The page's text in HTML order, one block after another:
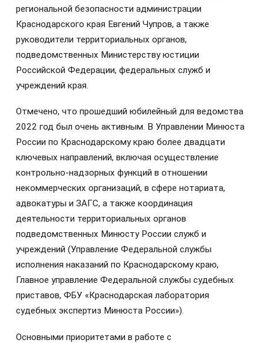
региональной безопасности администрации
Краснодарского края Евгений Чупров, а также
руководители территориальных органов,
подведомственных Министерству юстиции
Российской Федерации, федеральных служб и
учреждений края.
Отмечено, что прошедший юбилейный для ведомства
2022 год был очень активным. В Управлении Минюста
России по Краснодарскому краю более двадцати
ключевых направлений, включая осуществление
контрольно-надзорных функций в отношении
некоммерческих организаций, в сфере нотариата,
адвокатуры и ЗАГС, а также координация
деятельности территориальных органов
подведомственных Минюсту России служб и
учреждений (Управление Федеральной службы
исполнения наказаний по Краснодарскому краю,
Главное управление Федеральной службы судебных
приставов, ФБУ «Краснодарская лаборатория
судебных экспертиз Минюста России»).
Основными приоритетами в работе с